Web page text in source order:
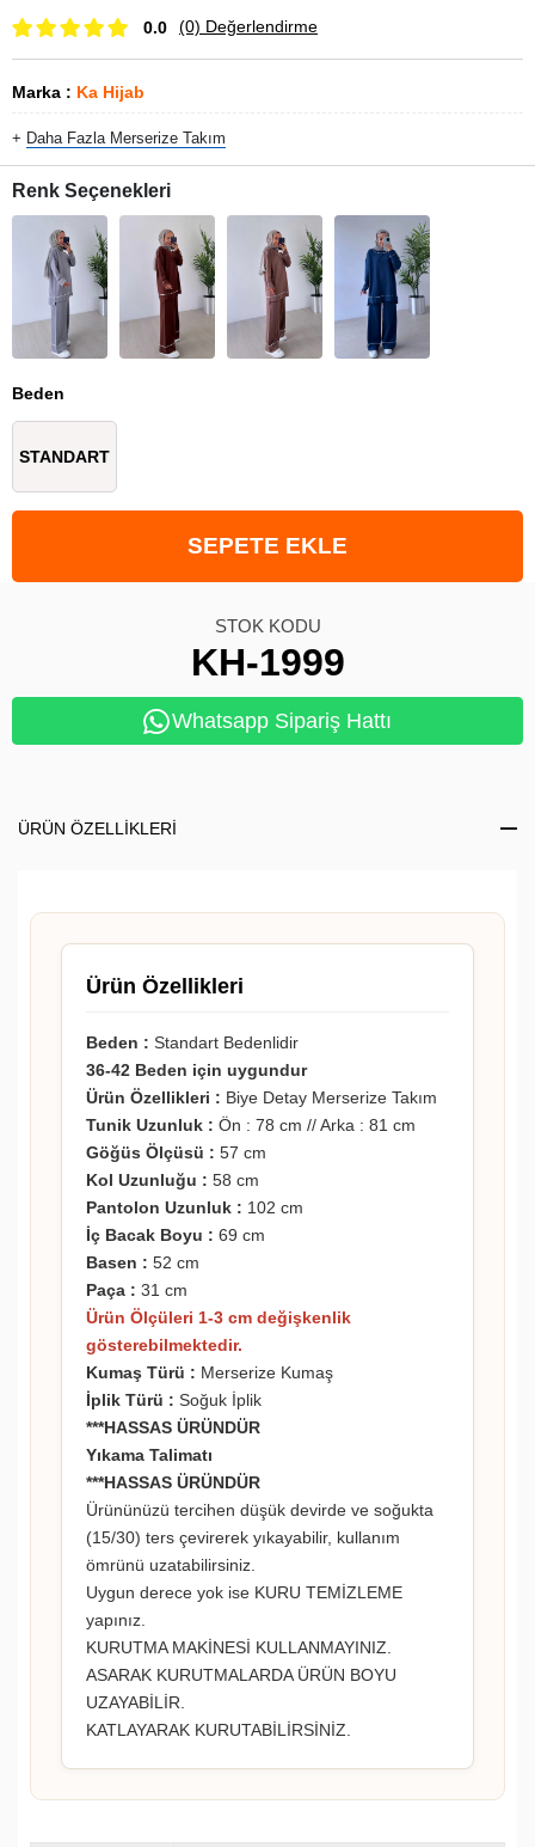
0.0 (0) Değerlendirme
Marka : Ka Hijab
+ Daha Fazla Merserize Takım
Renk Seçenekleri
Beden
STANDART
STOK KODU
KH-1999
Whatsapp Sipariş Hattı
ÜRÜN ÖZELLIKLERI
Ürün Özellikleri
Beden : Standart Bedenlidir
36-42 Beden için uygundur
Ürün Özellikleri : Biye Detay Merserize Takım
Tunik Uzunluk : Ön : 78 cm // Arka : 81 cm
Göğüs Ölçüsü : 57 cm
Kol Uzunluğu : 58 cm
Pantolon Uzunluk : 102 cm
İç Bacak Boyu : 69 cm
Basen : 52 cm
Paça : 31 cm
Ürün Ölçüleri 1-3 cm değişkenlik
gösterebilmektedir.
Kumaş Türü : Merserize Kumaş
İplik Türü : Soğuk İplik
***HASSAS ÜRÜNDÜR
Yıkama Talimatı
***HASSAS ÜRÜNDÜR
Ürününüzü tercihen düşük devirde ve soğukta
(15/30) ters çevirerek yıkayabilir, kullanım
ömrünü uzatabilirsiniz.
Uygun derece yok ise KURU TEMİZLEME
yapınız.
KURUTMA MAKİNESİ KULLANMAYINIZ.
ASARAK KURUTMALARDA ÜRÜN BOYU
UZAYABİLİR.
KATLAYARAK KURUTABİLİRSİNİZ.